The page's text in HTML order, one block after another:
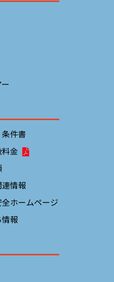
件書
金
情報
ホームページ
報